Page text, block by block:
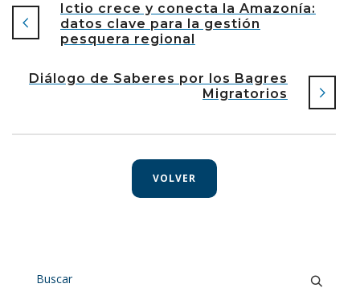
Ictio crece y conecta la Amazonía:
datos clave para la gestión
pesquera regional
Diálogo de Saberes por los Bagres
Migratorios
VOLVER